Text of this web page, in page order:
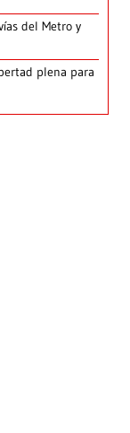
del Metro y
plena para